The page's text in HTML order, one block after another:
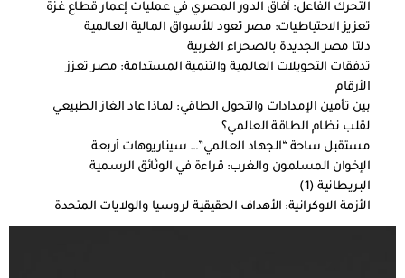
التحرك الفاعل: آفاق الدور المصري في عمليات إعمار قطاع غزة
تعزيز الاحتياطيات: مصر تعود للأسواق المالية العالمية
دلتا مصر الجديدة بالصحراء الغربية
تدفقات التحويلات العالمية والتنمية المستدامة: مصر تعزز
الأرقام
بين تأمين الإمدادات والتحول الطاقي: لماذا عاد الغاز الطبيعي
لقلب نظام الطاقة العالمي؟
مستقبل ساحة “الجهاد العالمي”… سيناريوهات أربعة
الإخوان المسلمون والغرب: قراءة في الوثائق الرسمية
البريطانية (1)
الأزمة الاوكرانية: الأهداف الحقيقية لروسيا والولايات المتحدة